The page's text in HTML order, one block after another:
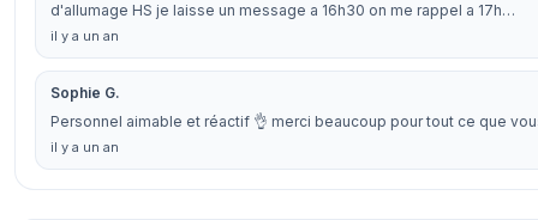
d'allumage HS je laisse un message a 16h30 on me rappel a 17h…
il y a un an
Sophie G.
Personnel aimable et réactif 👌 merci beaucoup pour tout ce que
il y a un an